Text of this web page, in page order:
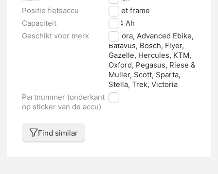
Positie fietsaccu
In het frame
Capaciteit
13.4 Ah
Geschikt voor merk
Winora, Advanced Ebike,
Batavus, Bosch, Flyer,
Gazelle, Hercules, KTM,
Oxford, Pegasus, Riese &
Muller, Scott, Sparta,
Stella, Trek, Victoria
Partnummer (onderkant
op sticker van de accu)
nvt
Find similar